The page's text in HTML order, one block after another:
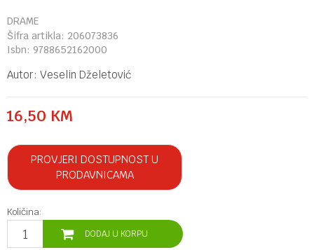
DRAME
Šifra artikla: 206073836
Isbn: 9788652162000
Autor: Veselin Dželetović
16,50 KM
PROVJERI DOSTUPNOST U
PRODAVNICAMA
Količina:
DODAJ U KORPU